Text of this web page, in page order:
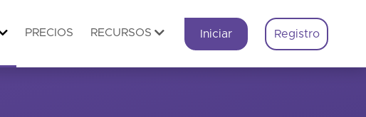
PRECIOS RECURSOS Iniciar Registro